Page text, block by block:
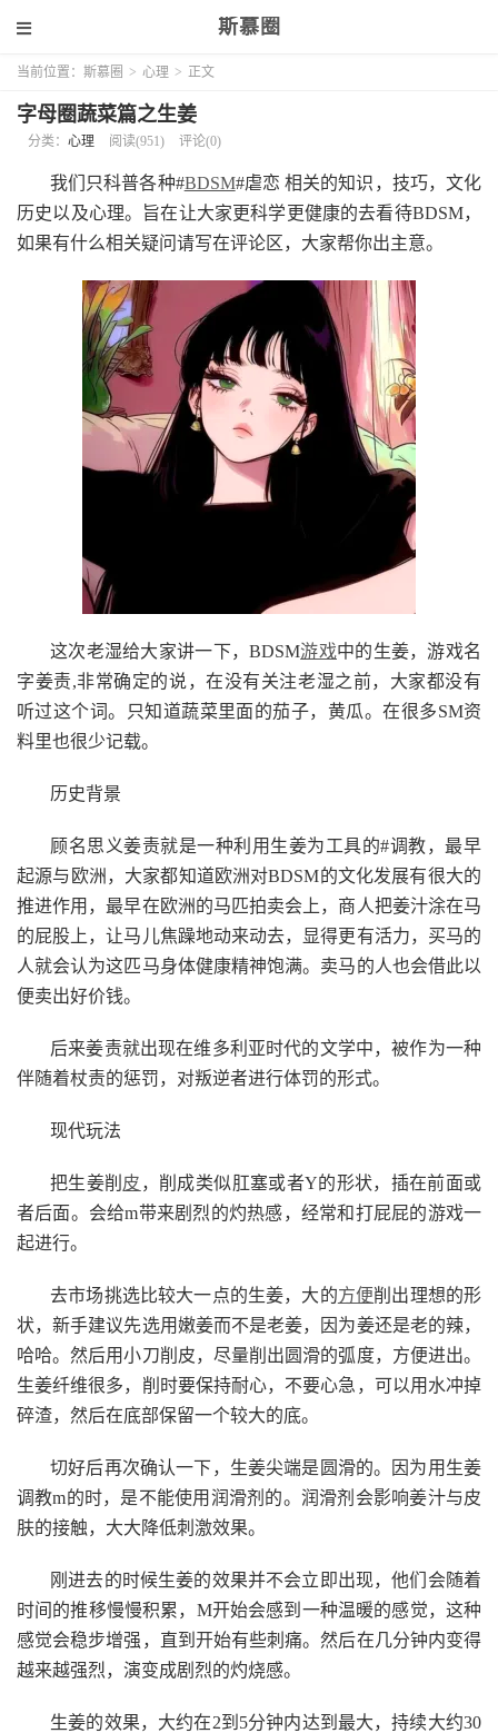
斯慕圈
当前位置： 斯慕圈 > 心理 > 正文
字母圈蔬菜篇之生姜
分类： 心理 阅读(951) 评论(0)
我们只科普各种#BDSM#虐恋 相关的知识，技巧，文化
历史以及心理。旨在让大家更科学更健康的去看待BDSM，
如果有什么相关疑问请写在评论区，大家帮你出主意。
这次老湿给大家讲一下，BDSM游戏中的生姜，游戏名
字姜责,非常确定的说，在没有关注老湿之前，大家都没有
听过这个词。只知道蔬菜里面的茄子，黄瓜。在很多SM资
料里也很少记载。
历史背景
顾名思义姜责就是一种利用生姜为工具的#调教，最早
起源与欧洲，大家都知道欧洲对BDSM的文化发展有很大的
推进作用，最早在欧洲的马匹拍卖会上，商人把姜汁涂在马
的屁股上，让马儿焦躁地动来动去，显得更有活力，买马的
人就会认为这匹马身体健康精神饱满。卖马的人也会借此以
便卖出好价钱。
后来姜责就出现在维多利亚时代的文学中，被作为一种
伴随着杖责的惩罚，对叛逆者进行体罚的形式。
现代玩法
把生姜削 皮 ，削成类似肛塞或者Y的形状，插在前面或
者后面。会给m带来剧烈的灼热感，经常和打屁屁的游戏一
起进行。
去市场挑选比较大一点的生姜，大的方便削出理想的形
状，新手建议先选用嫩姜而不是老姜，因为姜还是老的辣，
哈哈。然后用小刀削皮，尽量削出圆滑的弧度，方便进出。
生姜纤维很多，削时要保持耐心，不要心急，可以用水冲掉
碎渣，然后在底部保留一个较大的底。
切好后再次确认一下，生姜尖端是圆滑的。因为用生姜
调教m的时，是不能使用润滑剂的。润滑剂会影响姜汁与皮
肤的接触，大大降低刺激效果。
刚进去的时候生姜的效果并不会立即出现，他们会随着
时间的推移慢慢积累，M开始会感到一种温暖的感觉，这种
感觉会稳步增强，直到开始有些刺痛。然后在几分钟内变得
越来越强烈，演变成剧烈的灼烧感。
生姜的效果，大约在2到5分钟内达到最大，持续大约30